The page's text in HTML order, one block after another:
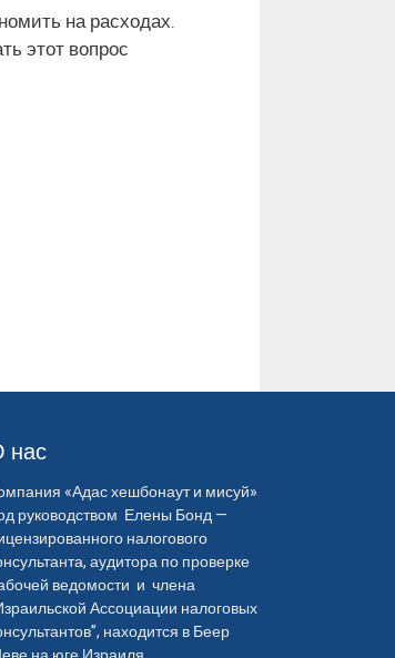
на расходах.
этот вопрос
нас
«Адас хешбонаут и мисуй»
руководством Елены Бонд —
налогового
аудитора по проверке
ведомости и члена
Ассоциации налоговых
находится в Беер